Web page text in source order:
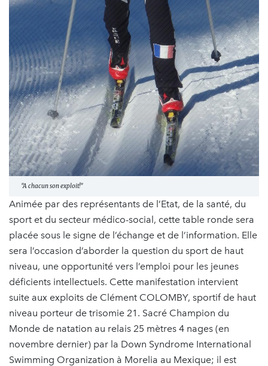
"A chacun son exploit!"
Animée par des représentants de l’Etat, de la santé, du
sport et du secteur médico-social, cette table ronde sera
placée sous le signe de l’échange et de l’information. Elle
sera l’occasion d’aborder la question du sport de haut
niveau, une opportunité vers l’emploi pour les jeunes
déficients intellectuels. Cette manifestation intervient
suite aux exploits de Clément COLOMBY, sportif de haut
niveau porteur de trisomie 21. Sacré Champion du
Monde de natation au relais 25 mètres 4 nages (en
novembre dernier) par la Down Syndrome International
Swimming Organization à Morelia au Mexique; il est